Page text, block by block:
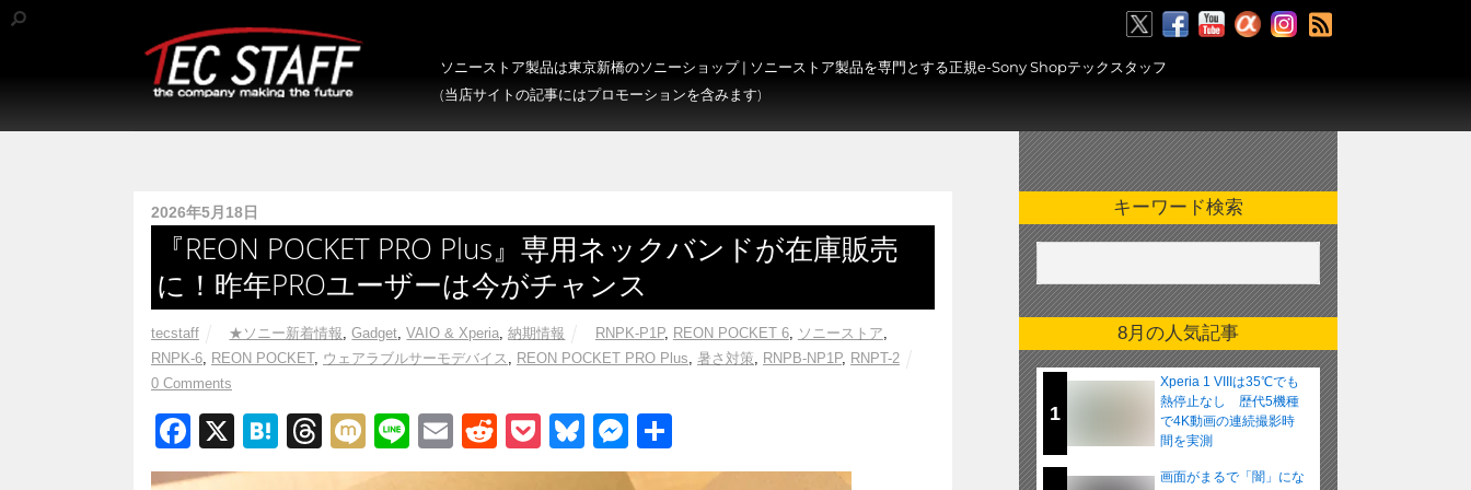
ソニーストア製品は東京新橋のソニーショップ | ソニーストア製品を専門とする正規e-Sony Shopテックスタッフ
(当店サイトの記事にはプロモーションを含みます)
2026年5月18日
『REON POCKET PRO Plus』専用ネックバンドが在庫販売
に！昨年PROユーザーは今がチャンス
tecstaff ★ソニー新着情報,Gadget,VAIO & Xperia,納期情報 RNPK-P1P, REON POCKET 6, ソニーストア,
RNPK-6, REON POCKET, ウェアラブルサーモデバイス , REON POCKET PRO Plus, 暑さ対策, RNPB-NP1P, RNPT-2
0 Comments
F
a
X
H
at
T
hr
M
ixi
Li
n
E
m
R
e
P
o
Bl
u
M
e
有
キーワード検索
8月の人気記事
1
Xperia 1 VIIIは35℃でも
熱停止なし 歴代5機種
で4K動画の連続撮影時
間を実測
画面がまるで「闇」にな